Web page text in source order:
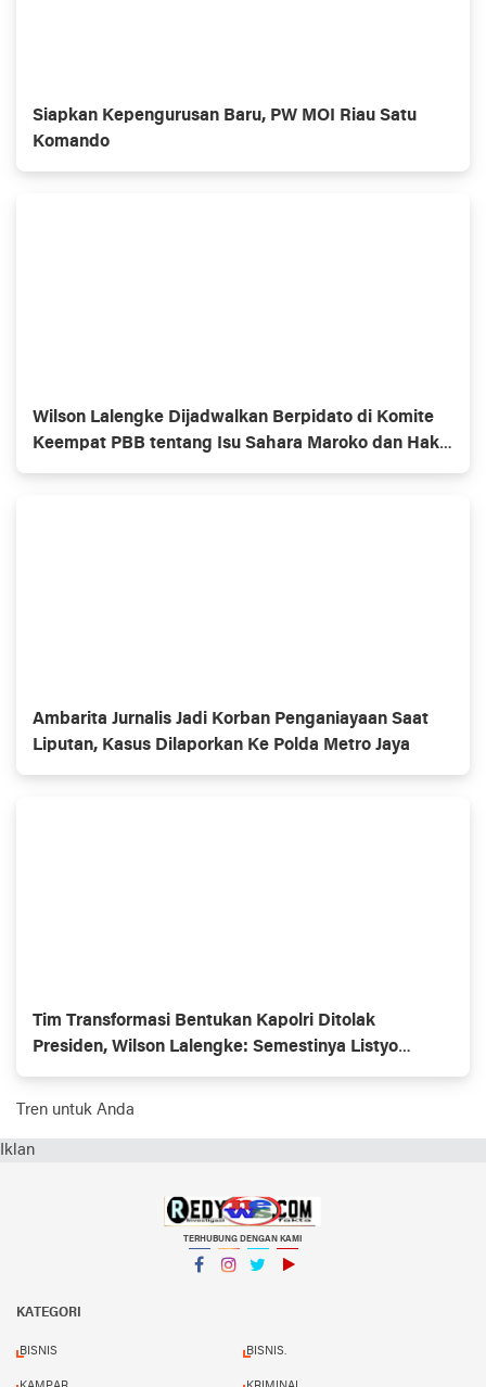
Siapkan Kepengurusan Baru, PW MOI Riau Satu
Komando
Wilson Lalengke Dijadwalkan Berpidato di Komite
Keempat PBB tentang Isu Sahara Maroko dan Hak
Asasi Manusia
Ambarita Jurnalis Jadi Korban Penganiayaan Saat
Liputan, Kasus Dilaporkan Ke Polda Metro Jaya
Tim Transformasi Bentukan Kapolri Ditolak
Presiden, Wilson Lalengke: Semestinya Listyo
Mundur Saja
Tren untuk Anda
Iklan
TERHUBUNG DENGAN KAMI
KATEGORI
BISNIS BISNIS.